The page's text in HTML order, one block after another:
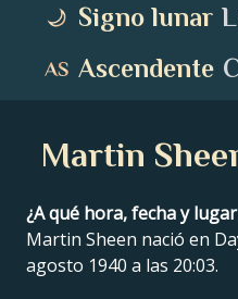
Signo lunar
Ascendente
Martin
¿A qué hora, fecha y
Martin Sheen nació en
agosto 1940 a las 20:03.